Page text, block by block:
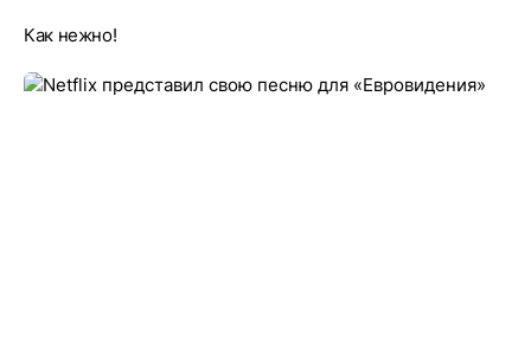
Как нежно!